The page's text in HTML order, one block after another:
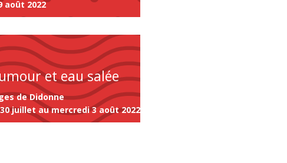
août 2022
et eau salée
de Didonne
juillet au mercredi 3 août 2022